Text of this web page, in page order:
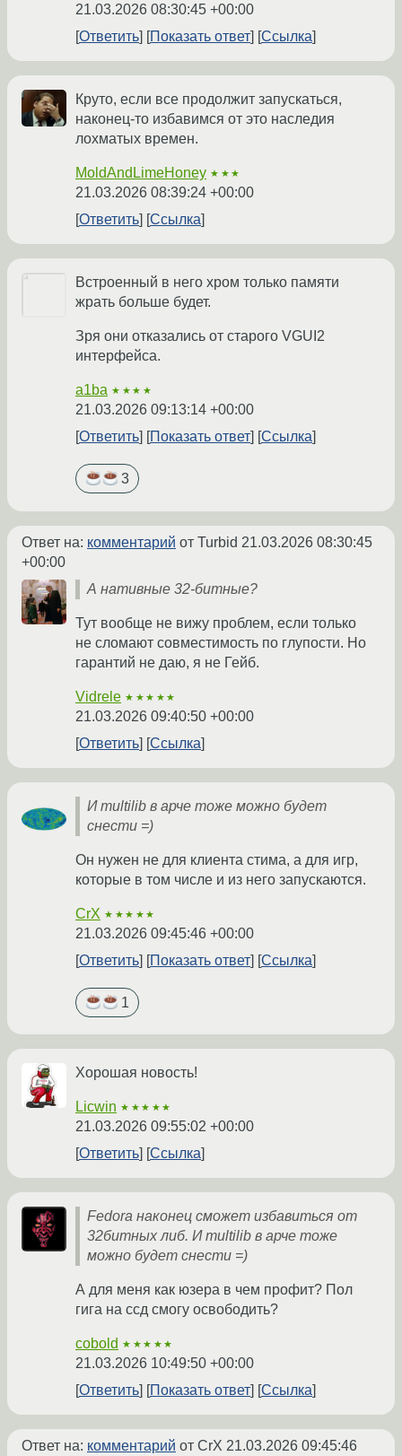
21.03.2026 08:30:45 +00:00
Ответить
Показать ответ Ссылка
Круто, если все продолжит запускаться,
наконец-то избавимся от это наследия
лохматых времен.
MoldAndLimeHoney ★★★
21.03.2026 08:39:24 +00:00
Ответить
Ссылка
Встроенный в него хром только памяти
жрать больше будет.
Зря они отказались от старого VGUI2
интерфейса.
a1ba ★★★★
21.03.2026 09:13:14 +00:00
Ответить
Показать ответ Ссылка
3
Ответ на: комментарий от Turbid 21.03.2026 08:30:45
+00:00
А нативные 32-битные?
Тут вообще не вижу проблем, если только
не сломают совместимость по глупости. Но
гарантий не даю, я не Гейб.
Vidrele ★★★★★
21.03.2026 09:40:50 +00:00
Ответить
Ссылка
И multilib в арче тоже можно будет
снести =)
Он нужен не для клиента стима, а для игр,
которые в том числе и из него запускаются.
CrX ★★★★★
21.03.2026 09:45:46 +00:00
Ответить
Показать ответ Ссылка
1
Хорошая новость!
Licwin ★★★★★
21.03.2026 09:55:02 +00:00
Ответить
Ссылка
Fedora наконец сможет избавиться от
32битных либ. И multilib в арче тоже
можно будет снести =)
А для меня как юзера в чем профит? Пол
гига на ссд смогу освободить?
cobold ★★★★★
21.03.2026 10:49:50 +00:00
Ответить
Показать ответ Ссылка
Ответ на: комментарий от CrX 21.03.2026 09:45:46